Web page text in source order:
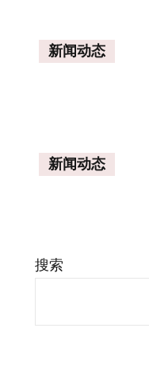
新闻动态
新闻动态
搜索